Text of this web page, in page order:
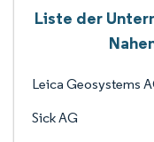
Liste der
Leica Geosystems
Sick AG